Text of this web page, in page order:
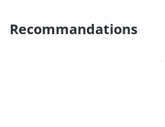
Recommandations